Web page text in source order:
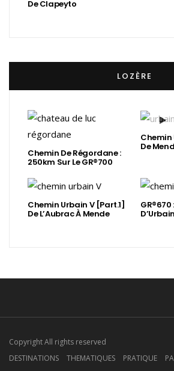
De Clapeyto
LOZÈRE
Chemin De Régordane :
250km Sur Le GR®700
Chemin
De
Chemin Urbain V [Part.1]
De L’Aubrac À Mende
GR®670
Copyright All rights reserved
DESTINATIONS
THEMATIQUES PRATIQUE